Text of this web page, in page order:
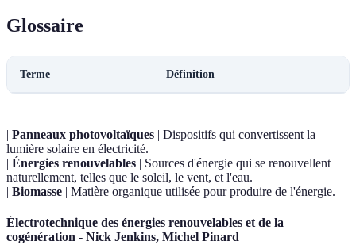
Glossaire
Terme Définition
| Panneaux photovoltaïques | Dispositifs qui convertissent la
lumière solaire en électricité.
| Énergies renouvelables | Sources d'énergie qui se renouvellent
naturellement, telles que le soleil, le vent, et l'eau.
| Biomasse | Matière organique utilisée pour produire de l'énergie.
Électrotechnique des énergies renouvelables et de la
cogénération - Nick Jenkins, Michel Pinard